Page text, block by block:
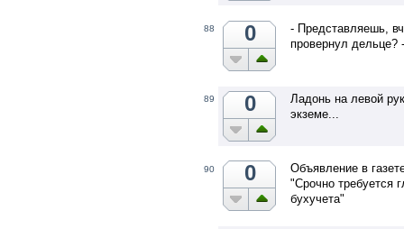
88 0
- Представляешь,
провернул дельце?
89 0
Ладонь на левой
экземе...
90 0
Объявление в
"Срочно требуется
бухучета"